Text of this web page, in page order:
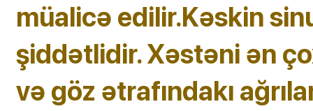
müalicə edilir.Kəskin
şiddətlidir. Xəstəni ən
və göz ətrafındakı